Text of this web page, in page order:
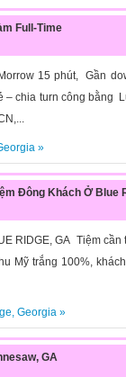
Full-Time
15 phút, Gần
– chia turn công bằng
»
Đông Khách Ở Blue
RIDGE, GA Tiệm
Mỹ trắng 100%,
, Georgia»
GA